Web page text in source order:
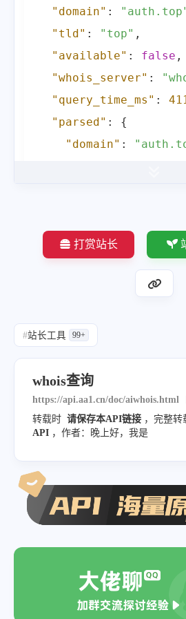
"domain" :
"tld" : "top" ,
"available" : false ,
"whois_server" :
"query_time_ms" :
"parsed" :
{
"domain" :
"status":
"nameservers":
[
"creation_date"
"dnssec":
"registrant"
"admin_email"
"tech_email":
打赏站长
#站长工具 99+
whois查询
https://api.aa1.cn/doc/aiwhois.html
转载时 请保存本API链接 ，完整转
API ，作者：晚上好，我是